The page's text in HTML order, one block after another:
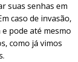
suas senhas em
caso de invasão,
pode até mesmo
como já vimos